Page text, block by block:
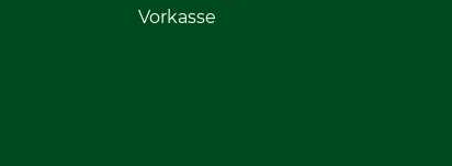
Vorkasse